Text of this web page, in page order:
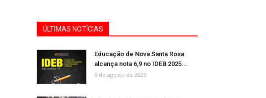
ÚLTIMAS NOTÍCIAS
Educação de Nova Santa Rosa
alcança nota 6,9 no IDEB 2025...
6 de agosto de 2026